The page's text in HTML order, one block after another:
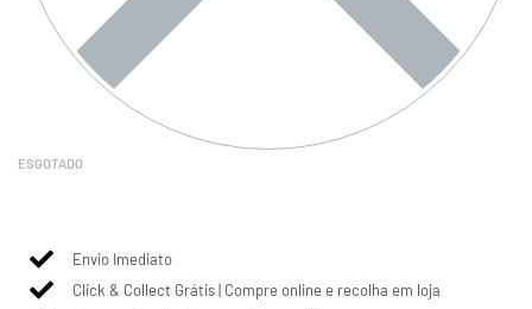
ESGOTADO
Envio Imediato
Click & Collect Grátis | Compre online e recolha em loja